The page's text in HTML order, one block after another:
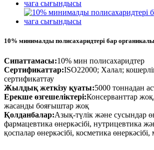
10% минималды полисахаридтері бар
Сипаттамасы:10% мин полисахаридтер
Сертификаттар:ISO22000; Халал;
сертификаттау
Жылдық жеткізу қуаты:5000 тоннадан
Ерекше өзгешеліктері:Консерванттар
жасанды бояғыштар жоқ
Қолданбалар:Азық-түлік және сусындар
фармацевтика өнеркәсібі, нутрицевтика
қоспалар өнеркәсібі, косметика өнеркәсібі,